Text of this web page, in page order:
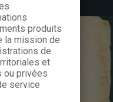
produits
la mission de
de
et
ou privées
service